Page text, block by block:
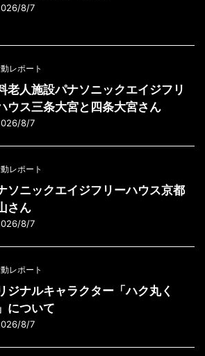
8/7
レポート
老人施設パナソニックエイジフリ
ウス三条大宮と四条大宮さん
8/7
レポート
ソニックエイジフリーハウス京都
さん
8/7
レポート
ジナルキャラクター「ハク丸く
について
8/7